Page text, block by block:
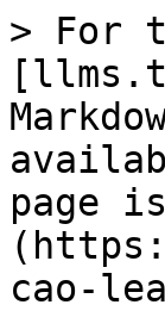
> For
page
cao-